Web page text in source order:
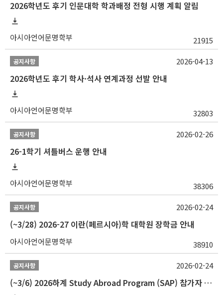
2026학년도 후기 인문대학 학과배정 전형 시행 계획 알림
아시아언어문명학부 21915
공지사항
2026학년도 후기 학사·석사 연계과정 선발 안내
아시아언어문명학부 32803
2026-04-13
공지사항
26-1학기 셔틀버스 운행 안내
아시아언어문명학부 38306
2026-02-26
공지사항
(~3/28) 2026-27 이란(페르시아)학 대학원 장학금 안내
아시아언어문명학부 38910
2026-02-24
공지사항
(~3/6) 2026하계 Study Abroad Program (SAP) 참가자 모집 안내
2026-02-24